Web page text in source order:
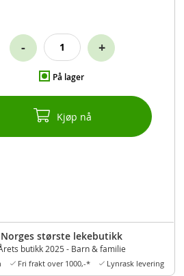
På lager
- +
Kjøp nå
Norges største lekebutikk
butikk 2025 - Barn & familie
Fri frakt over 1000,-* Lynrask levering